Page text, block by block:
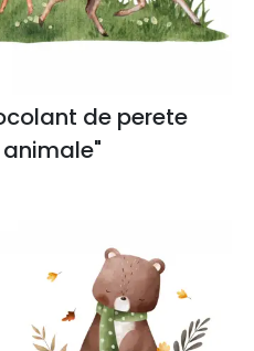
de perete